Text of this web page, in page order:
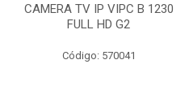
CAMERA TV IP VIPC B 1230
FULL HD G2
Código: 570041